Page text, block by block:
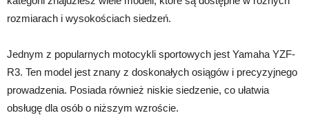
rozmiarach i wysokościach siedzeń.
Jednym z popularnych motocykli sportowych jest Yamaha YZF-
R3. Ten model jest znany z doskonałych osiągów i precyzyjnego
prowadzenia. Posiada również niskie siedzenie, co ułatwia
obsługę dla osób o niższym wzroście.